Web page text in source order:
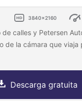
3840x2160
calles y Petersen
de la cámara que viaja
Descarga gratuita